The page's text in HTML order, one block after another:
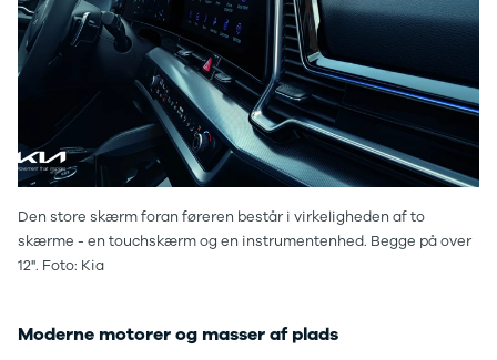
Honda
Se alle
Honda
Civic
Jazz
Accord
CR-V
Hyundai
Se alle
Ioniq 6
Den store skærm foran føreren består i virkeligheden af to
skærme - en touchskærm og en instrumentenhed. Begge på over
12". Foto: Kia
Moderne motorer og masser af plads